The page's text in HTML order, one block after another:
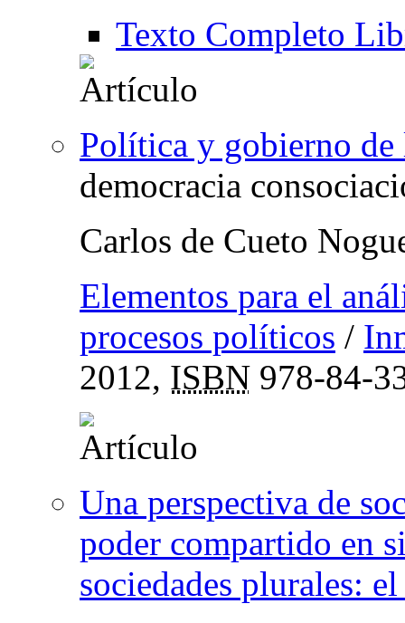
Texto Completo
Política y gobierno
democracia
Carlos de Cueto
Elementos para el
procesos políticos /
2012, ISBN 978-84-
Una perspectiva de
poder compartido en
sociedades plurales: